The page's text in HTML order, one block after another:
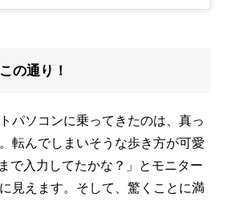
の通り！
パソコンに乗ってきたのは、真っ
転んでしまいそうな歩き方が可愛
で入力してたかな？」とモニター
見えます。そして、驚くことに満